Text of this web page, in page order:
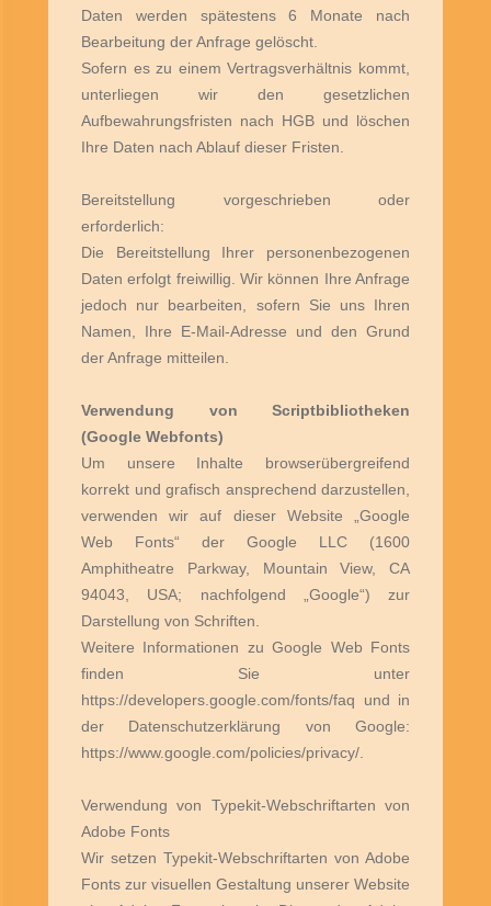
Daten werden spätestens 6 Monate nach
Bearbeitung der Anfrage gelöscht.
Sofern es zu einem Vertragsverhältnis kommt,
unterliegen wir den gesetzlichen
Aufbewahrungsfristen nach HGB und löschen
Ihre Daten nach Ablauf dieser Fristen.
Bereitstellung vorgeschrieben oder
erforderlich:
Die Bereitstellung Ihrer personenbezogenen
Daten erfolgt freiwillig. Wir können Ihre Anfrage
jedoch nur bearbeiten, sofern Sie uns Ihren
Namen, Ihre E-Mail-Adresse und den Grund
der Anfrage mitteilen.
Verwendung von Scriptbibliotheken
(Google Webfonts)
Um unsere Inhalte browserübergreifend
korrekt und grafisch ansprechend darzustellen,
verwenden wir auf dieser Website „Google
Web Fonts“ der Google LLC (1600
Amphitheatre Parkway, Mountain View, CA
94043, USA; nachfolgend „Google“) zur
Darstellung von Schriften.
Weitere Informationen zu Google Web Fonts
finden Sie unter
https://developers.google.com/fonts/faq und in
der Datenschutzerklärung von Google:
https://www.google.com/policies/privacy/.
Verwendung von Typekit-Webschriftarten von
Adobe Fonts
Wir setzen Typekit-Webschriftarten von Adobe
Fonts zur visuellen Gestaltung unserer Website